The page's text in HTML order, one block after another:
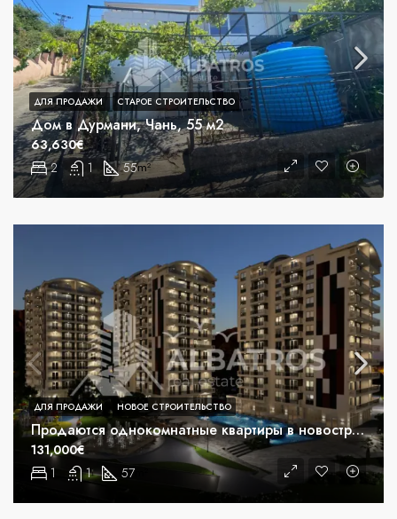
Дом в Дурмани, Чань, 55 м2
2 1 55m²
63,630€
ДЛЯ ПРОДАЖИ СТАРОЕ СТРОИТЕЛЬСТВО
Продаются однокомнатные квартиры в новостройке в Бьелише, Бар
1 1 57
131,000€
ДЛЯ ПРОДАЖИ НОВОЕ СТРОИТЕЛЬСТВО